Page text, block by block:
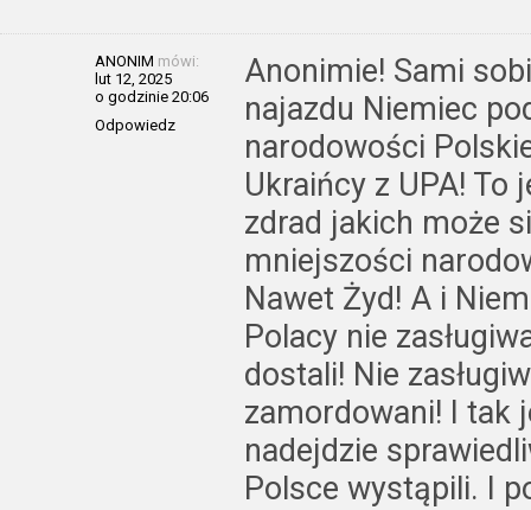
ANONIM mówi:
lut 12, 2025
o godzinie 20:06
Odpowiedz
Anonimie! Sami
najazdu Niemiec
narodowości
Ukraińcy z UPA!
zdrad jakich może
mniejszości
Nawet Żyd! A i
Polacy nie
dostali! Nie
zamordowani! I tak
nadejdzie
Polsce wystąpili. I